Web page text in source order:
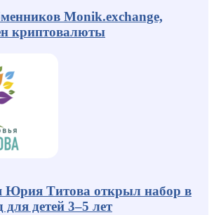
Monik.exchange,
криптовалюты
Юрия Титова открыл набор в
детей 3–5 лет